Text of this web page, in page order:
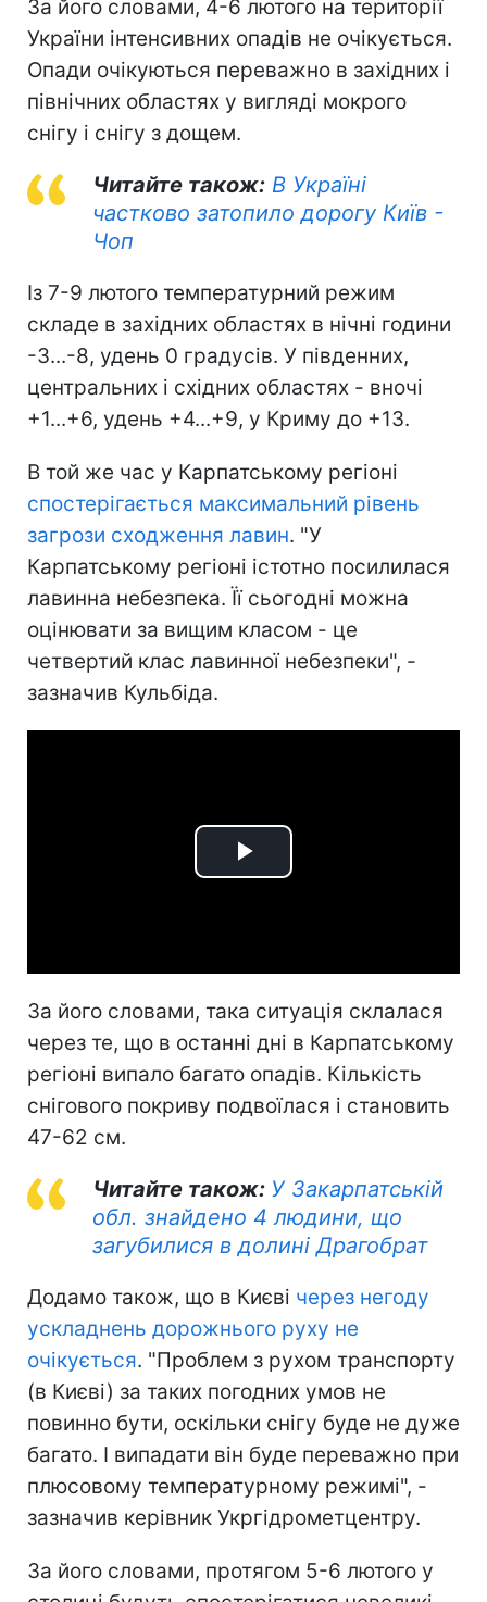
За його словами, 4-6 лютого на території
України інтенсивних опадів не очікується.
Опади очікуються переважно в західних і
північних областях у вигляді мокрого
снігу і снігу з дощем.
Читайте також: В Україні
частково затопило дорогу Київ -
Чоп
Із 7-9 лютого температурний режим
складе в західних областях в нічні години
-3...-8, удень 0 градусів. У південних,
центральних і східних областях - вночі
+1...+6, удень +4...+9, у Криму до +13.
В той же час у Карпатському регіоні
спостерігається максимальний рівень
загрози сходження лавин. "У
Карпатському регіоні істотно посилилася
лавинна небезпека. Її сьогодні можна
оцінювати за вищим класом - це
четвертий клас лавинної небезпеки", -
зазначив Кульбіда.
Play
За його словами, така ситуація склалася
через те, що в останні дні в Карпатському
регіоні випало багато опадів. Кількість
снігового покриву подвоїлася і становить
47-62 см.
Читайте також: У Закарпатській
обл. знайдено 4 людини, що
загубилися в долині Драгобрат
Додамо також, що в Києві через негоду
ускладнень дорожнього руху не
очікується. "Проблем з рухом транспорту
(в Києві) за таких погодних умов не
повинно бути, оскільки снігу буде не дуже
багато. І випадати він буде переважно при
плюсовому температурному режимі", -
зазначив керівник Укргідрометцентру.
За його словами, протягом 5-6 лютого у